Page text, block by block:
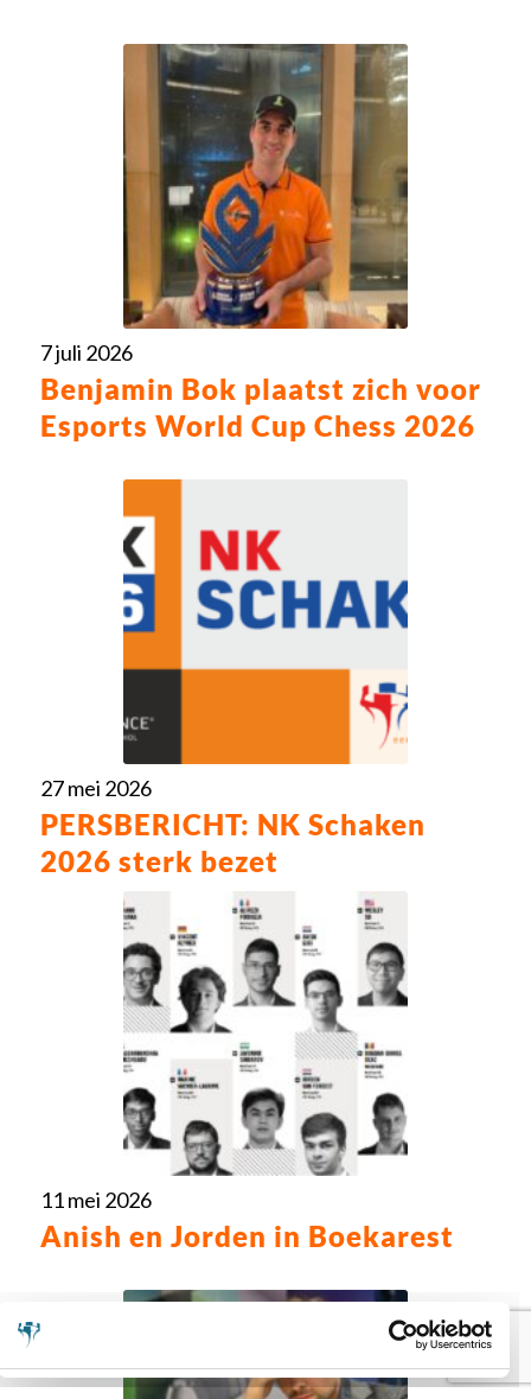
7 juli 2026
Benjamin Bok plaatst zich voor
Esports World Cup Chess 2026
27 mei 2026
PERSBERICHT: NK Schaken
2026 sterk bezet
11 mei 2026
Anish en Jorden in Boekarest